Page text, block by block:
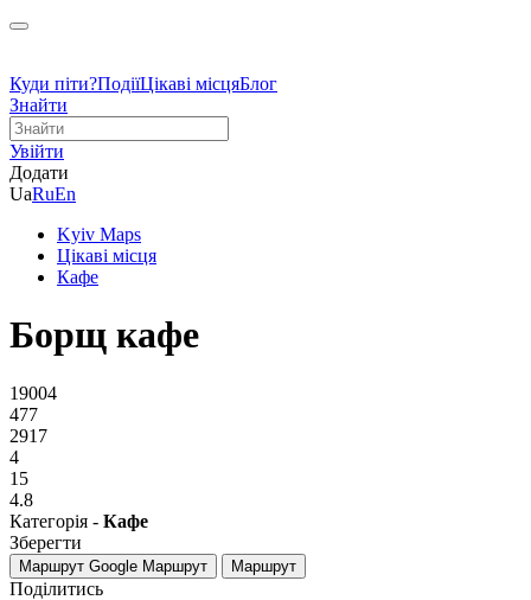
Куди піти?ПодіїЦікаві місцяБлог
Знайти
Увійти
Додати
UaRuEn
Kyiv Maps
Цікаві місця
Кафе
Борщ кафе
19004
477
2917
4
15
4.8
Категорія - Кафе
Зберегти
Маршрут Google Маршрут Маршрут
Поділитись